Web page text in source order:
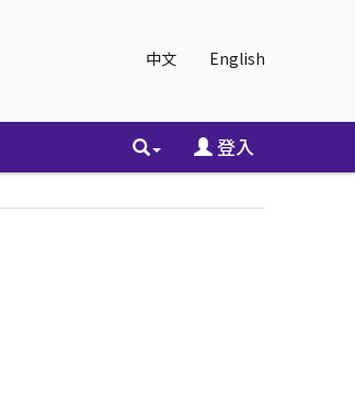
中文 English
登入